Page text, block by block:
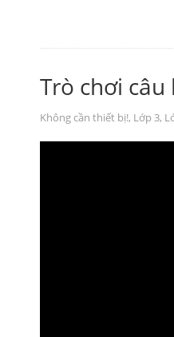
Trò chơi câu
Không cần thiết bị!, Lớp 3,